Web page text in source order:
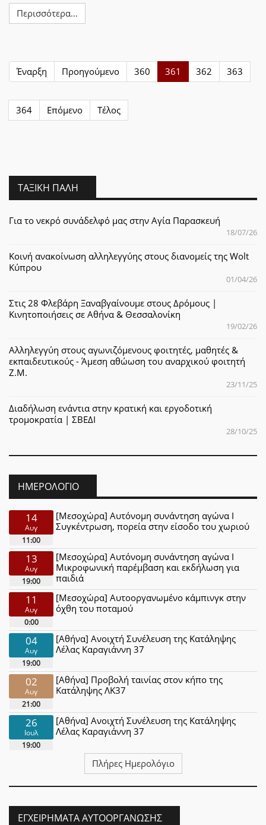
Περισσότερα...
Έναρξη Προηγούμενο 360 361 362 363
364 Επόμενο Τέλος
ΤΑΞΙΚΉ ΠΆΛΗ
Για το νεκρό συνάδελφό μας στην Αγία Παρασκευή
18/07/26
Κοινή ανακοίνωση αλληλεγγύης στους διανομείς της Wolt
Κύπρου
01/04/26
Στις 28 Φλεβάρη Ξαναβγαίνουμε στους Δρόμους |
Κινητοποιήσεις σε Αθήνα & Θεσσαλονίκη
19/02/26
Αλληλεγγύη στους αγωνιζόμενους φοιτητές, μαθητές &
εκπαιδευτικούς - Άμεση αθώωση του αναρχικού φοιτητή
Ζ.Μ.
23/11/25
Διαδήλωση ενάντια στην κρατική και εργοδοτική
τρομοκρατία | ΣΒΕΔΙ
28/10/25
ΗΜΕΡΟΛΌΓΙΟ
14
Αυγ
11:00
[Μεσοχώρα] Αυτόνομη συνάντηση αγώνα Ι
Συγκέντρωση, πορεία στην είσοδο του χωριού
13
Αυγ
19:00
[Μεσοχώρα] Αυτόνομη συνάντηση αγώνα Ι
Μικροφωνική παρέμβαση και εκδήλωση για
παιδιά
11
Αυγ
0:00
[Μεσοχώρα] Αυτοοργανωμένο κάμπινγκ στην
όχθη του ποταμού
04
Αυγ
19:00
[Αθήνα] Ανοιχτή Συνέλευση της Κατάληψης
Λέλας Καραγιάννη 37
02
Αυγ
21:00
[Αθήνα] Προβολή ταινίας στον κήπο της
Κατάληψης ΛΚ37
26
Ιουλ
19:00
[Αθήνα] Ανοιχτή Συνέλευση της Κατάληψης
Λέλας Καραγιάννη 37
Πλήρες Ημερολόγιο
ΕΓΧΕΙΡΉΜΑΤΑ ΑΥΤΟΟΡΓΆΝΩΣΗΣ